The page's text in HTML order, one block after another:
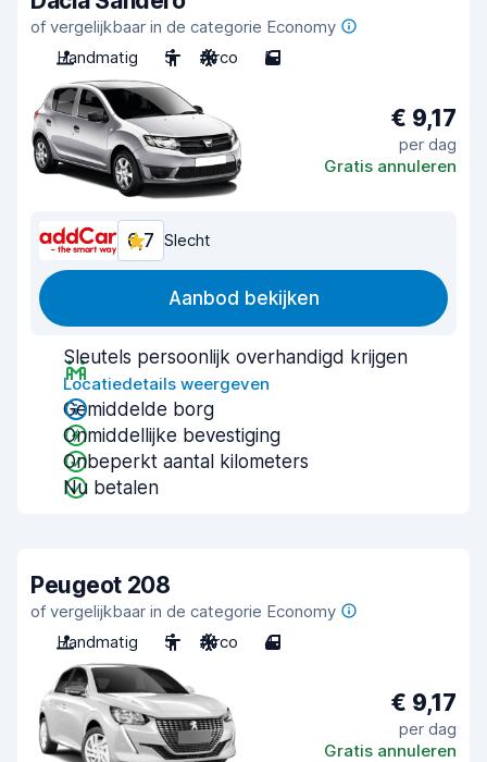
of vergelijkbaar in de categorie Economy
Handmatig
5 Airco 5
€ 9,17
per dag
Gratis annuleren
6,7 Slecht
Aanbod bekijken
Sleutels persoonlijk overhandigd krijgen
Locatiedetails weergeven
Gemiddelde borg
Onmiddellijke bevestiging
Onbeperkt aantal kilometers
Nu betalen
Peugeot 208
of vergelijkbaar in de categorie Economy
Handmatig
5 Airco 4
€ 9,17
per dag
Gratis annuleren